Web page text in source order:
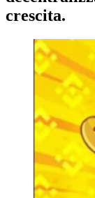
crescita.